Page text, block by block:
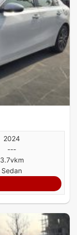
2024
---
3.7vkm
Sedan